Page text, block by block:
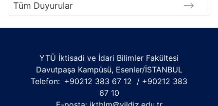
Tüm Duyurular
YTÜ İktisadi ve İdari Bilimler Fakültesi
Davutpaşa Kampüsü, Esenler/İSTANBUL
Telefon: +90212 383 67 12 / +90212 383
67 10